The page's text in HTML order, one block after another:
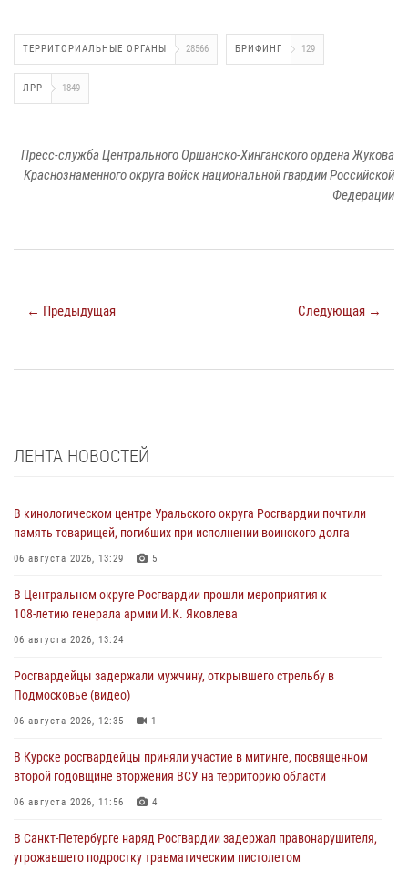
ТЕРРИТОРИАЛЬНЫЕ ОРГАНЫ 28566 БРИФИНГ 129
ЛРР 1849
Пресс-служба Центрального Оршанско-Хинганского ордена Жукова
Краснознаменного округа войск национальной гвардии Российской
Федерации
← Предыдущая Следующая →
ЛЕНТА НОВОСТЕЙ
В кинологическом центре Уральского округа Росгвардии почтили
память товарищей, погибших при исполнении воинского долга
06 августа 2026, 13:29 5
В Центральном округе Росгвардии прошли мероприятия к
108‑летию генерала армии И.К. Яковлева
06 августа 2026, 13:24
Росгвардейцы задержали мужчину, открывшего стрельбу в
Подмосковье (видео)
06 августа 2026, 12:35 1
В Курске росгвардейцы приняли участие в митинге, посвященном
второй годовщине вторжения ВСУ на территорию области
06 августа 2026, 11:56 4
В Санкт-Петербурге наряд Росгвардии задержал правонарушителя,
угрожавшего подростку травматическим пистолетом